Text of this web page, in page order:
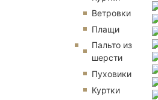
Ветровки
Плащи
Пальто из
шерсти
Пуховики
Куртки